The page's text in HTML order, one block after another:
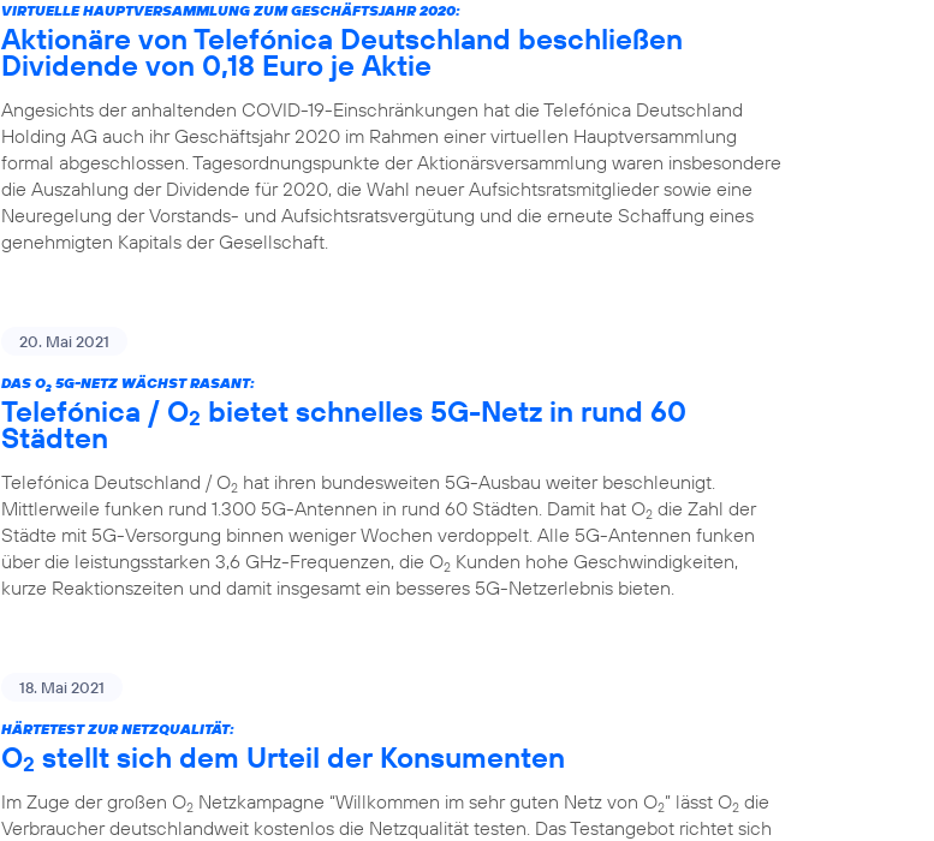
VIRTUELLE HAUPTVERSAMMLUNG ZUM GESCHÄFTSJAHR 2020:
Aktionäre von Telefónica Deutschland beschließen
Dividende von 0,18 Euro je Aktie
Angesichts der anhaltenden COVID-19-Einschränkungen hat die Telefónica Deutschland
Holding AG auch ihr Geschäftsjahr 2020 im Rahmen einer virtuellen Hauptversammlung
formal abgeschlossen. Tagesordnungspunkte der Aktionärsversammlung waren insbesondere
die Auszahlung der Dividende für 2020, die Wahl neuer Aufsichtsratsmitglieder sowie eine
Neuregelung der Vorstands- und Aufsichtsratsvergütung und die erneute Schaffung eines
genehmigten Kapitals der Gesellschaft.
20. Mai 2021
DAS O2 5G-NETZ WÄCHST RASANT:
Telefónica / O2 bietet schnelles 5G-Netz in rund 60
Städten
Telefónica Deutschland / O2 hat ihren bundesweiten 5G-Ausbau weiter beschleunigt.
Mittlerweile funken rund 1.300 5G-Antennen in rund 60 Städten. Damit hat O2 die Zahl der
Städte mit 5G-Versorgung binnen weniger Wochen verdoppelt. Alle 5G-Antennen funken
über die leistungsstarken 3,6 GHz-Frequenzen, die O2 Kunden hohe Geschwindigkeiten,
kurze Reaktionszeiten und damit insgesamt ein besseres 5G-Netzerlebnis bieten.
18. Mai 2021
HÄRTETEST ZUR NETZQUALITÄT:
O2 stellt sich dem Urteil der Konsumenten
Im Zuge der großen O2 Netzkampagne “Willkommen im sehr guten Netz von O2” lässt O2 die
Verbraucher deutschlandweit kostenlos die Netzqualität testen. Das Testangebot richtet sich